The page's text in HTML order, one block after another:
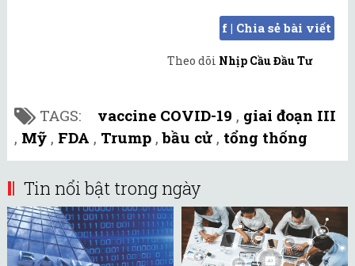
f | Chia sẻ bài viết
Theo dõi Nhịp Cầu Đầu Tư
TAGS: vaccine COVID-19 , giai đoạn III
, Mỹ , FDA , Trump ,bầu cử , tổng thống
Tin nổi bật trong ngày